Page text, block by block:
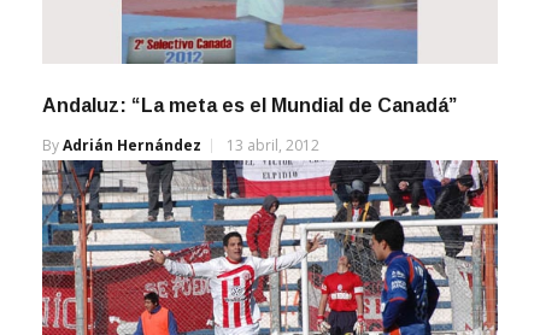
Andaluz: “La meta es el Mundial de Canadá”
ByAdrián Hernández 13 abril, 2012